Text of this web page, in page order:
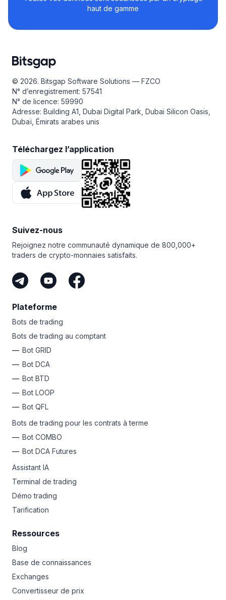
haut de gamme
© 2026. Bitsgap Software Solutions — FZCO
N° d’enregistrement: 57541
N° de licence: 59990
Adresse: Building A1, Dubai Digital Park, Dubai Silicon Oasis,
Dubaï, Émirats arabes unis
Téléchargez l’application
Suivez-nous
Rejoignez notre communauté dynamique de 800,000+
traders de crypto-monnaies satisfaits.
Plateforme
Bots de trading
Bots de trading au comptant
Bot GRID
Bot DCA
Bot BTD
Bot LOOP
Bot QFL
Bots de trading pour les contrats à terme
Bot COMBO
Bot DCA Futures
Assistant IA
Terminal de trading
Démo trading
Tarification
Ressources
Blog
Base de connaissances
Exchanges
Convertisseur de prix